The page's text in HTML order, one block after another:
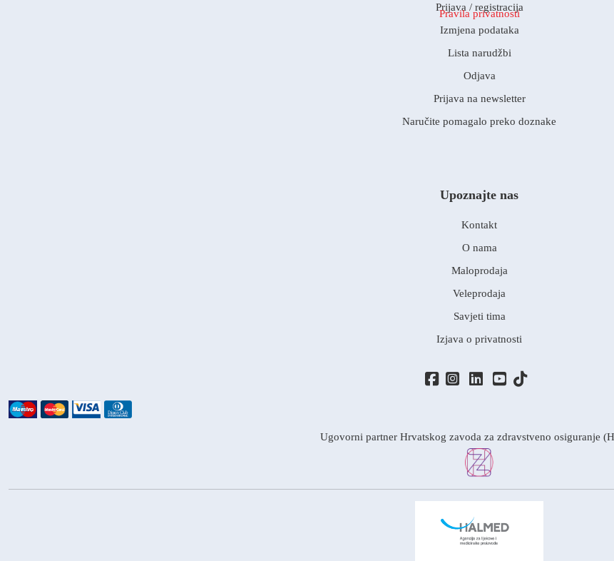
Prijava / registracija
Izmjena podataka
Lista narudžbi
Odjava
Prijava na newsletter
Naručite pomagalo preko doznake
Ugovorni partner Hrvatskog zavoda za zdravstveno osiguranje
Upoznajte nas
Kontakt
O nama
Maloprodaja
Veleprodaja
Savjeti tima
Izjava o privatnosti
Pravila privatnosti